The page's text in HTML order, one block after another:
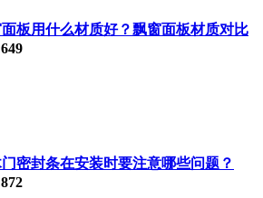
板用什么材质好？飘窗面板材质对比
密封条在安装时要注意哪些问题？